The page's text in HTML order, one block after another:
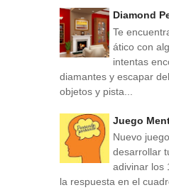
Diamond
Te
ático con
intentas
diamantes y escapar
objetos y pista...
Juego
Nuevo
desarrollar
adivinar los
la respuesta en el